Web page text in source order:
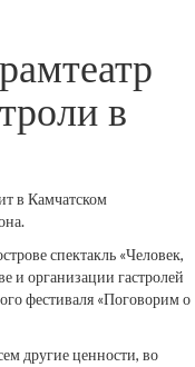
в
в Камчатском
спектакль «Человек,
и организации гастролей
фестиваля «Поговорим о
другие ценности, во